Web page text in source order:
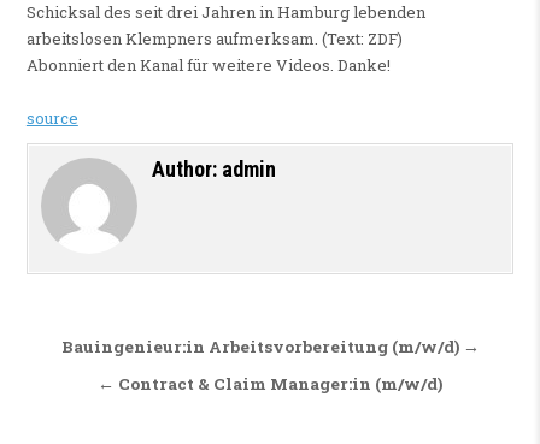
Schicksal des seit drei Jahren in Hamburg lebenden
arbeitslosen Klempners aufmerksam. (Text: ZDF)
Abonniert den Kanal für weitere Videos. Danke!
source
Author: admin
Beitragsnavigation
Bauingenieur:in Arbeitsvorbereitung (m/w/d) →
← Contract & Claim Manager:in (m/w/d)